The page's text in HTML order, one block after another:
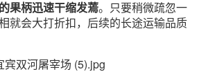
果柄迅速干缩发蔫。只要稍微疏忽一
就会大打折扣，后续的长途运输品质